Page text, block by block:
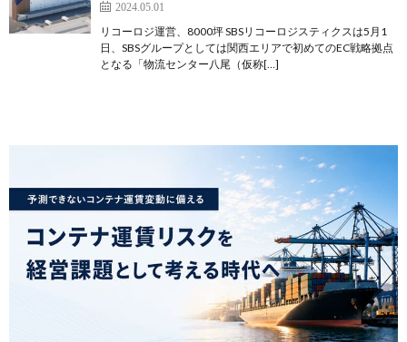
2024.05.01
リコーロジ運営、8000坪 SBSリコーロジスティクスは5月1
日、SBSグループとしては関西エリアで初めてのEC戦略拠点
となる「物流センター八尾（仮称[…]